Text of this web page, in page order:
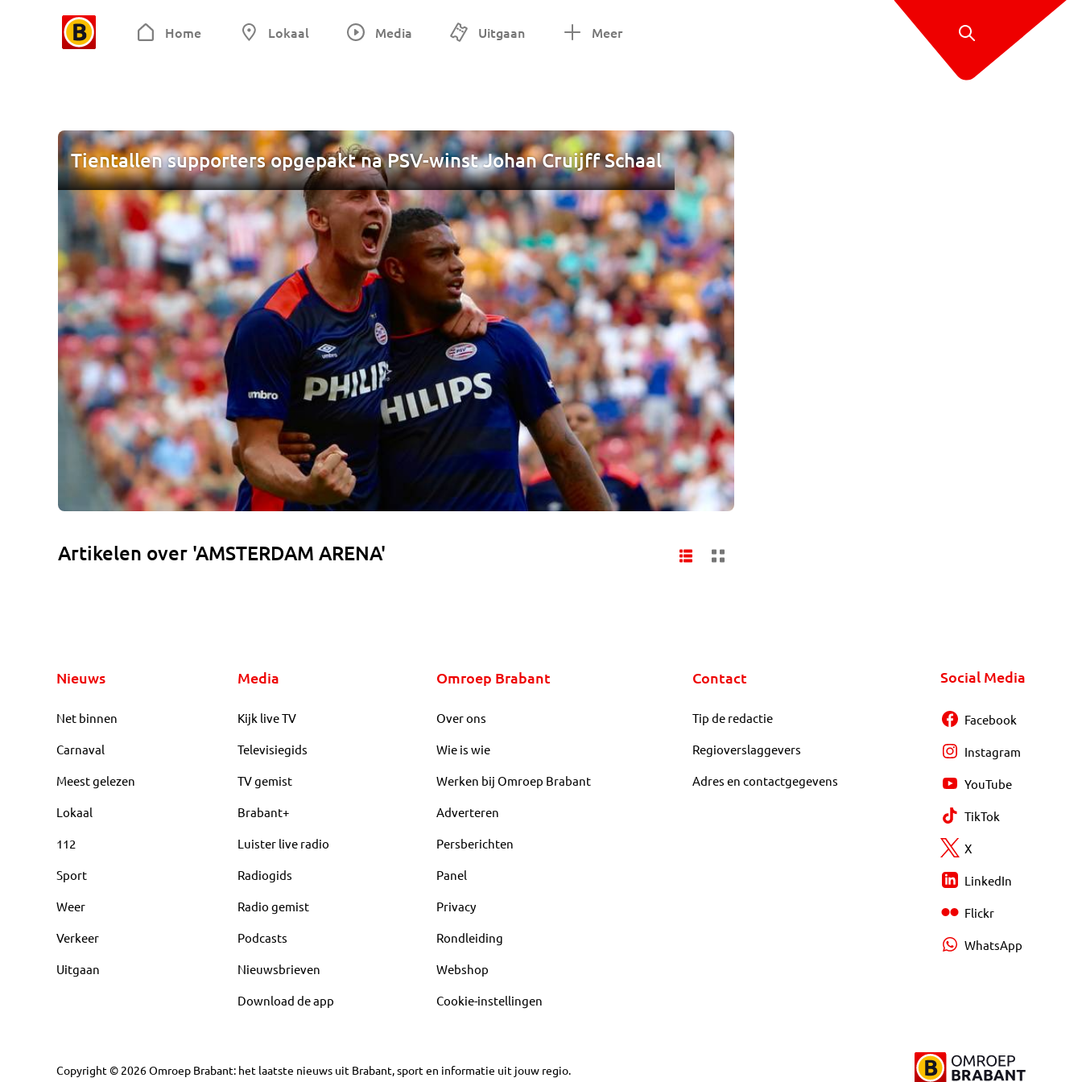
Home Lokaal Media Uitgaan Meer
Tientallen supporters opgepakt na PSV-winst Johan Cruijff Schaal
Artikelen over 'AMSTERDAM ARENA'
Nieuws
Net binnen
Carnaval
Meest gelezen
Lokaal
112
Sport
Weer
Verkeer
Uitgaan
Media
Kijk live TV
Televisiegids
TV gemist
Brabant+
Luister live radio
Radiogids
Radio gemist
Podcasts
Nieuwsbrieven
Download de app
Omroep Brabant
Over ons
Wie is wie
Werken bij Omroep Brabant
Adverteren
Persberichten
Panel
Privacy
Rondleiding
Webshop
Cookie-instellingen
Contact
Tip de redactie
Regioverslaggevers
Adres en contactgegevens
Social Media
Facebook
Instagram
YouTube
TikTok
X
LinkedIn
Flickr
WhatsApp
Copyright © 2026Omroep Brabant: het laatste nieuws uit Brabant, sport en informatie uit jouw regio.